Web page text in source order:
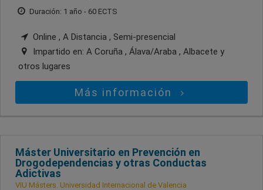
Duración: 1 año - 60 ECTS
Online , A Distancia , Semi-presencial
Impartido en: A Coruña , Álava/Araba , Albacete y
otros lugares
Más información
Máster Universitario en Prevención en
Drogodependencias y otras Conductas
Adictivas
VIU Másters. Universidad Internacional de Valencia